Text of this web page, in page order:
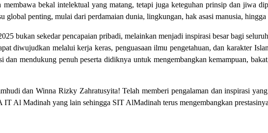
bekal intelektual yang matang, tetapi juga keteguhan prinsip dan jiwa
global penting, mulai dari perdamaian dunia, lingkungan, hak asasi manusia,
bukan sekedar pencapaian pribadi, melainkan menjadi inspirasi besar bagi
diwujudkan melalui kerja keras, penguasaan ilmu pengetahuan, dan karakter
dan mendukung penuh peserta didiknya untuk mengembangkan kemampuan,
dan Winna Rizky Zahratusyita! Telah memberi pengalaman dan inspirasi
Al Madinah yang lain sehingga SIT AlMadinah terus mengembangkan